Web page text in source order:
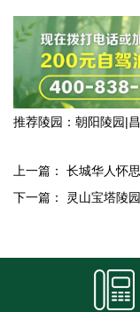
推荐陵园： 朝阳陵园|
上一篇： 长城华人怀
下一篇：
灵山宝塔陵